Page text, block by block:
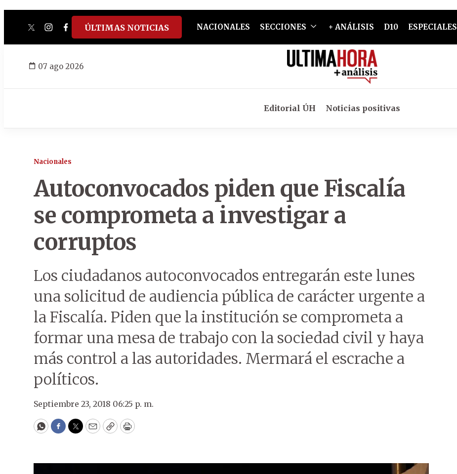
twitterinstagram
facebook
tiktokyoutube
spotify
ÚLTIMAS NOTICIAS NACIONALES SECCIONES + ANÁLISIS D10 ESPECIALES
07 ago 2026
Editorial ÚH Noticias positivas
Nacionales
Autoconvocados piden que Fiscalía
se comprometa a investigar a
corruptos
Los ciudadanos autoconvocados entregarán este lunes
una solicitud de audiencia pública de carácter urgente a
la Fiscalía. Piden que la institución se comprometa a
formar una mesa de trabajo con la sociedad civil y haya
más control a las autoridades. Mermará el escrache a
políticos.
Septiembre 23, 2018 06:25 p. m.
WhatsApp
Facebook
Twitter
EmailCopyPrint